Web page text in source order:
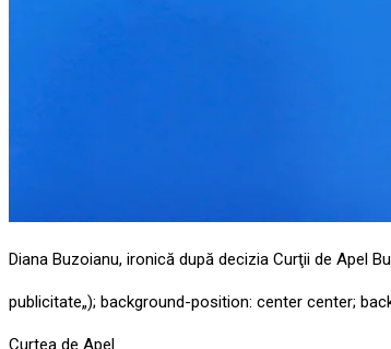
Diana Buzoianu, ironică după decizia Curţii de Apel
publicitate„); background-position: center center;
Curtea de Apel